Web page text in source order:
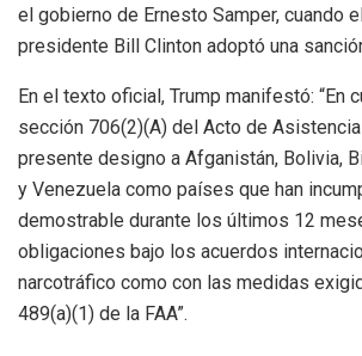
el gobierno de Ernesto Samper, cuando
presidente Bill Clinton adoptó una
En el texto oficial, Trump manifestó: “En
sección 706(2)(A) del Acto de
presente designo a Afganistán, Bolivia,
y Venezuela como países que han
demostrable durante los últimos 12
obligaciones bajo los acuerdos
narcotráfico como con las medidas
489(a)(1) de la FAA”.